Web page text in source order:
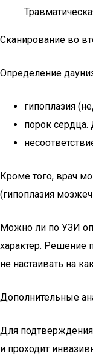
Сканирование во
Определение
гипоплазия
порок
Кроме того, врач
(гипоплазия
Можно ли по УЗИ
характер. Решение
не настаивать на
Дополнительные
Для
и проходит